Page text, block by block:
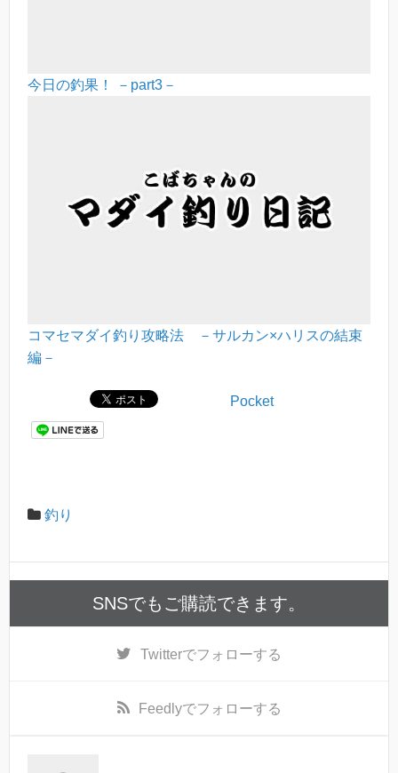
今日の釣果！ －part3－
コマセマダイ釣り攻略法 －サルカン×ハリスの結束
編－
Pocket
釣り
SNSでもご購読できます。
Twitterでフォローする
Feedlyでフォローする